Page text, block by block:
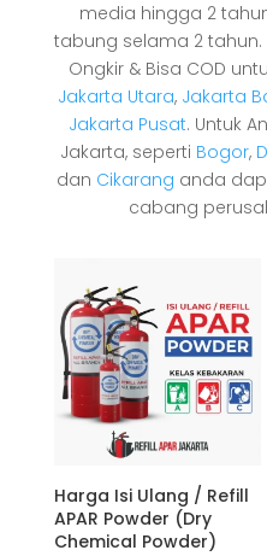
media hingga 2
tabung selama 2
Ongkir & Bisa COD
Jakarta Utara, Jakarta
Jakarta Pusat. Untuk
Jakarta, seperti Bogor,
dan Cikarang anda
cabang
Harga Isi Ulang / Refill
APAR Powder (Dry
Chemical Powder)